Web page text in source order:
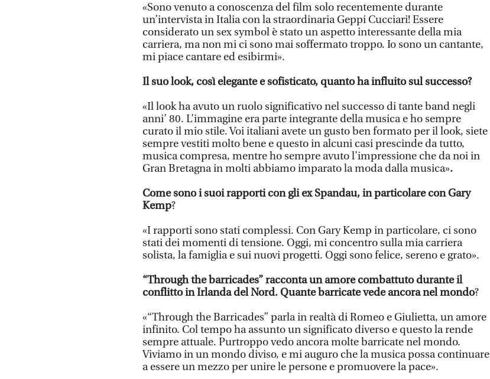
«Sono venuto a conoscenza del film solo recentemente durante
un’intervista in Italia con la straordinaria Geppi Cucciari! Essere
considerato un sex symbol è stato un aspetto interessante della mia
carriera, ma non mi ci sono mai soffermato troppo. Io sono un cantante,
mi piace cantare ed esibirmi».
Il suo look, così elegante e sofisticato, quanto ha influito sul successo?
«Il look ha avuto un ruolo significativo nel successo di tante band negli
anni’ 80. L’immagine era parte integrante della musica e ho sempre
curato il mio stile. Voi italiani avete un gusto ben formato per il look, siete
sempre vestiti molto bene e questo in alcuni casi prescinde da tutto,
musica compresa, mentre ho sempre avuto l’impressione che da noi in
Gran Bretagna in molti abbiamo imparato la moda dalla musica».
Come sono i suoi rapporti con gli ex Spandau, in particolare con Gary
Kemp?
«I rapporti sono stati complessi. Con Gary Kemp in particolare, ci sono
stati dei momenti di tensione. Oggi, mi concentro sulla mia carriera
solista, la famiglia e sui nuovi progetti. Oggi sono felice, sereno e grato».
“Through the barricades” racconta un amore combattuto durante il
conflitto in Irlanda del Nord. Quante barricate vede ancora nel mondo?
«“Through the Barricades” parla in realtà di Romeo e Giulietta, un amore
infinito. Col tempo ha assunto un significato diverso e questo la rende
sempre attuale. Purtroppo vedo ancora molte barricate nel mondo.
Viviamo in un mondo diviso, e mi auguro che la musica possa continuare
a essere un mezzo per unire le persone e promuovere la pace».